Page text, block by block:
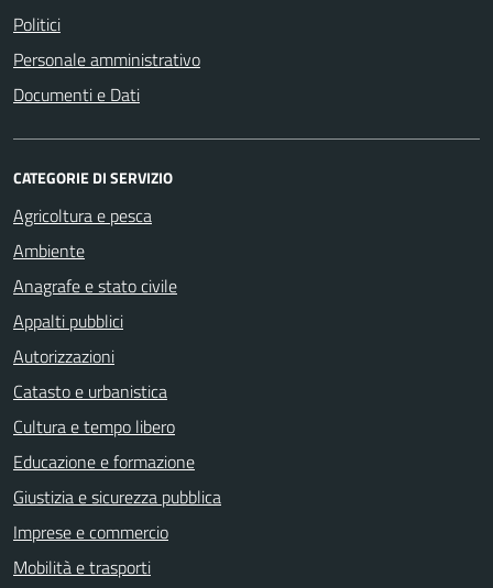
Politici
Personale amministrativo
Documenti e Dati
CATEGORIE DI SERVIZIO
Agricoltura e pesca
Ambiente
Anagrafe e stato civile
Appalti pubblici
Autorizzazioni
Catasto e urbanistica
Cultura e tempo libero
Educazione e formazione
Giustizia e sicurezza pubblica
Imprese e commercio
Mobilità e trasporti